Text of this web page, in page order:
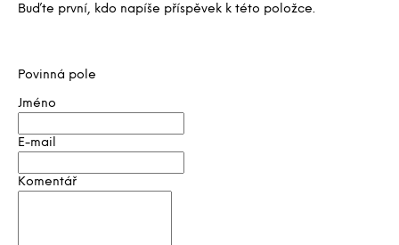
Buďte první, kdo napíše příspěvek k této položce.
Povinná pole
Jméno
E-mail
Komentář